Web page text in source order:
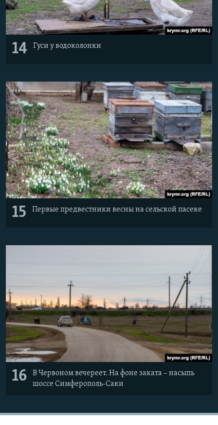
14 Гуси у водоколонки
15 Первые предвестники весны на сельской пасеке
16
В Червоном вечереет. На фоне заката – насыпь
шоссе Симферополь-Саки